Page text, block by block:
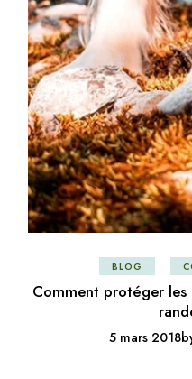
BLOG
Comment protéger les
5 mars 2018